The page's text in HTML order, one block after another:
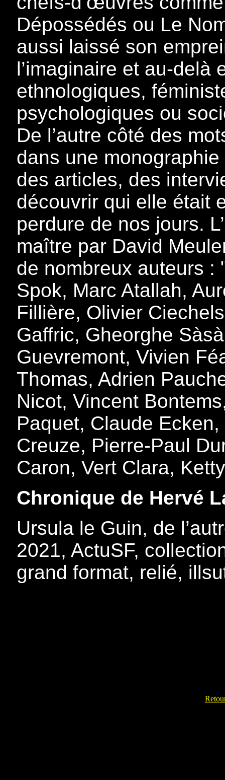
Dépossédés ou Le
aussi laissé son
l’imaginaire et au-delà
ethnologiques,
psychologiques ou
De l’autre côté des
dans une
des articles, des
découvrir qui elle était
perdure de nos jours.
maître par David
de nombreux auteurs :
Spok, Marc Atallah,
Fillière, Olivier
Gaffric, Gheorghe
Guevremont, Vivien
Thomas, Adrien
Nicot, Vincent
Paquet, Claude
Creuze, Pierre-Paul
Caron, Vert Clara,
Chronique de Hervé
Ursula le Guin, de
2021, ActuSF,
grand format, relié,